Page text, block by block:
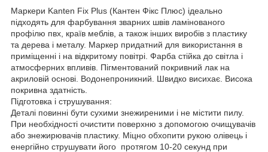
Маркери Kanten Fix Plus (Кантен Фікс Плюс) ідеально
підходять для фарбування зварних швів ламінованого
профілю пвх, країв меблів, а також інших виробів з пластику
та дерева і металу. Маркер придатний для використання в
приміщенні і на відкритому повітрі. Фарба стійка до світла і
атмосферних впливів. Пігментований покривний лак на
акриловій основі. Водонепроникний. Швидко висихає. Висока
покривна здатність.
Підготовка і струшування:
Деталі повинні бути сухими знежиреними і не містити пилу.
При необхідності очистити поверхню з допомогою очищувачів
або знежирювачів пластику. Міцно обхопити рукою олівець і
енергійно струшувати його протягом 10-20 секунд при